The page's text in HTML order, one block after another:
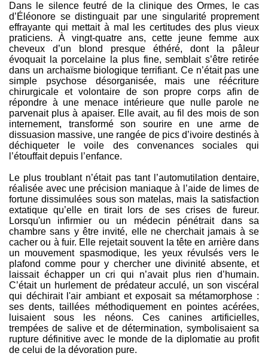
Dans le silence feutré de la clinique des Ormes, le cas
d’Éléonore se distinguait par une singularité proprement
effrayante qui mettait à mal les certitudes des plus vieux
praticiens. À vingt-quatre ans, cette jeune femme aux
cheveux d’un blond presque éthéré, dont la pâleur
évoquait la porcelaine la plus fine, semblait s’être retirée
dans un archaïsme biologique terrifiant. Ce n’était pas une
simple psychose désorganisée, mais une réécriture
chirurgicale et volontaire de son propre corps afin de
répondre à une menace intérieure que nulle parole ne
parvenait plus à apaiser. Elle avait, au fil des mois de son
internement, transformé son sourire en une arme de
dissuasion massive, une rangée de pics d’ivoire destinés à
déchiqueter le voile des convenances sociales qui
l’étouffait depuis l’enfance.
Le plus troublant n’était pas tant l’automutilation dentaire,
réalisée avec une précision maniaque à l’aide de limes de
fortune dissimulées sous son matelas, mais la satisfaction
extatique qu’elle en tirait lors de ses crises de fureur.
Lorsqu'un infirmier ou un médecin pénétrait dans sa
chambre sans y être invité, elle ne cherchait jamais à se
cacher ou à fuir. Elle rejetait souvent la tête en arrière dans
un mouvement spasmodique, les yeux révulsés vers le
plafond comme pour y chercher une divinité absente, et
laissait échapper un cri qui n’avait plus rien d’humain.
C’était un hurlement de prédateur acculé, un son viscéral
qui déchirait l'air ambiant et exposait sa métamorphose :
ses dents, taillées méthodiquement en pointes acérées,
luisaient sous les néons. Ces canines artificielles,
trempées de salive et de détermination, symbolisaient sa
rupture définitive avec le monde de la diplomatie au profit
de celui de la dévoration pure.